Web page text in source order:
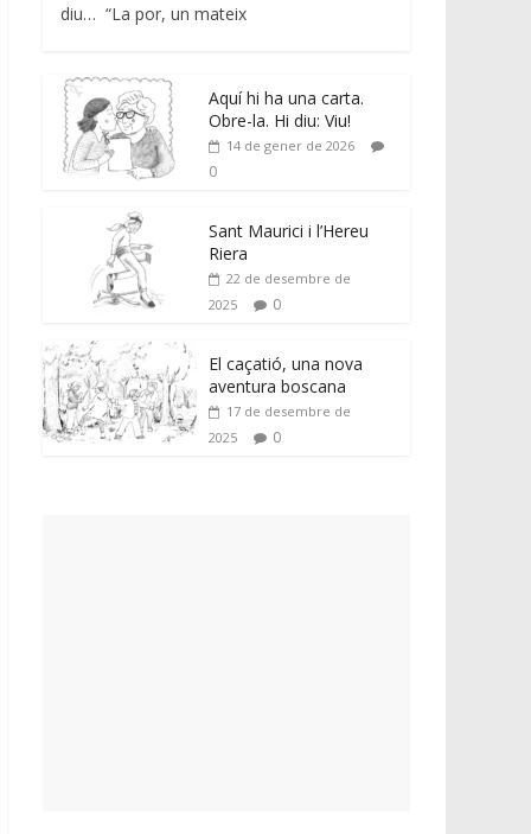
diu… “La por, un mateix
Aquí hi ha una carta.
Obre-la. Hi diu: Viu!
14 de gener de 2026
0
Sant Maurici i l’Hereu
Riera
22 de desembre de
2025
0
El caçatió, una nova
aventura boscana
17 de desembre de
2025
0